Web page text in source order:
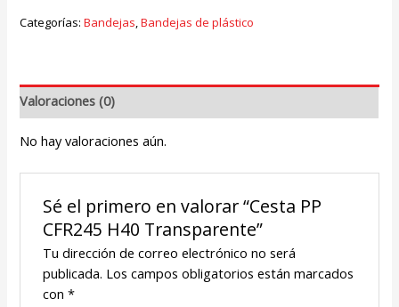
Categorías:Bandejas,Bandejas de plástico
Valoraciones (0)
No hay valoraciones aún.
Sé el primero en valorar “Cesta PP
CFR245 H40 Transparente”
Tu dirección de correo electrónico no será
publicada. Los campos obligatorios están marcados
con *